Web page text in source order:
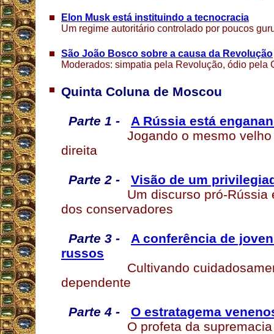
Elon Musk está instituindo a tecnocracia
Um regime autoritário controlado por poucos
São João Bosco sobre a causa da Revolução
Moderados: simpatia pela Revolução, ódio pela
Quinta Coluna de Moscou
Parte 1 -
A Rússia está
Jogando o mesmo
direita
Parte 2 -
Visão de um
Um discurso pró-Rússia
dos conservadores
Parte 3 -
A conferência de
russos
Cultivando
dependente
Parte 4 -
O estratagema
O profeta da